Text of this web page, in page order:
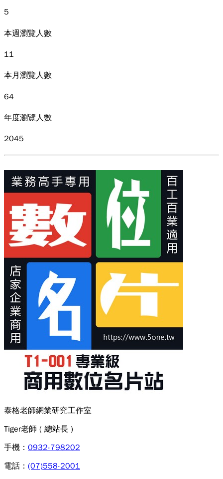
5
本週瀏覽人數
11
本月瀏覽人數
64
年度瀏覽人數
2045
泰格老師網業研究工作室
Tiger老師 ( 總站長 )
手機： 0932-798202
電話： (07)558-2001